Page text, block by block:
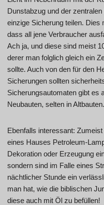
Dunstabzug und der
einzige Sicherung teilen. Dies
dass all jene Verbraucher
Ach ja, und diese sind meist
derer man folglich gleich ein
sollte. Auch von den für den
Sicherungen sollten
Sicherungsautomaten gibt es
Neubauten, selten in Altbauten.
Ebenfalls interessant:
eines Hauses Petroleum-
Dekoration oder Erzeugung
sondern sind im Falle eines
nächtlicher Stunde ein
man hat, wie die biblischen
diese auch mit Öl zu befüllen!